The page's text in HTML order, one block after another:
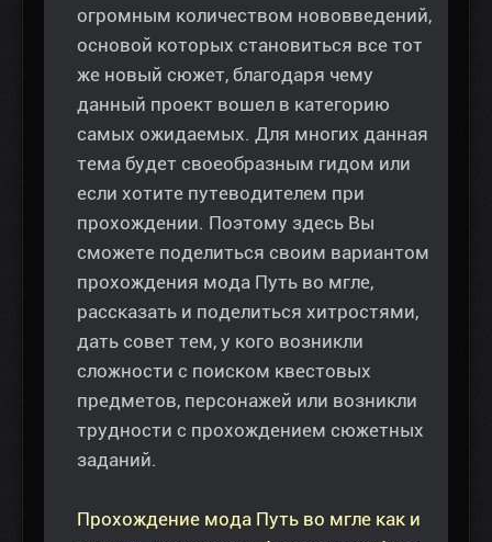
огромным количеством нововведений,
основой которых становиться все тот
же новый сюжет, благодаря чему
данный проект вошел в категорию
самых ожидаемых. Для многих данная
тема будет своеобразным гидом или
если хотите путеводителем при
прохождении. Поэтому здесь Вы
сможете поделиться своим вариантом
прохождения мода Путь во мгле,
рассказать и поделиться хитростями,
дать совет тем, у кого возникли
сложности с поиском квестовых
предметов, персонажей или возникли
трудности с прохождением сюжетных
заданий.
Прохождение мода Путь во мгле как и